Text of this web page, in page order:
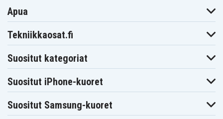
Apua
Tekniikkaosat.fi
Suositut kategoriat
Suositut iPhone-kuoret
Suositut Samsung-kuoret